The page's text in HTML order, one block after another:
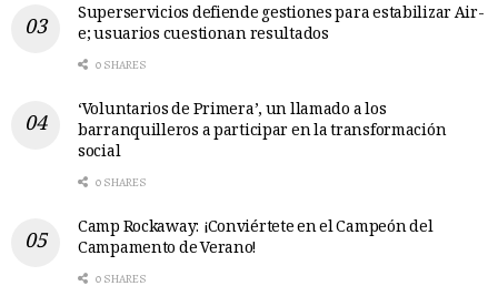
Superservicios defiende gestiones para estabilizar Air-
e; usuarios cuestionan resultados
0 SHARES
‘Voluntarios de Primera’, un llamado a los
barranquilleros a participar en la transformación
social
0 SHARES
Camp Rockaway: ¡Conviértete en el Campeón del
Campamento de Verano!
0 SHARES